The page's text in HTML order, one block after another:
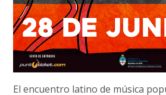
El encuentro latino de música